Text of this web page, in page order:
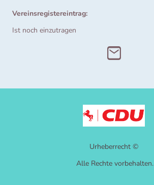
Vereinsregistereintrag:
Ist noch einzutragen
Urheberrecht ©
Alle Rechte vorbehalten.